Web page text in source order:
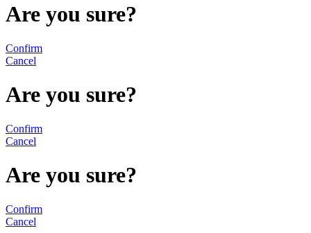
Are you sure?
Confirm
Cancel
Are you sure?
Confirm
Cancel
Are you sure?
Confirm
Cancel